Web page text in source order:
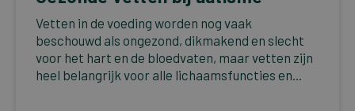
Vetten in de voeding worden nog vaak
beschouwd als ongezond, dikmakend en slecht
voor het hart en de bloedvaten, maar vetten zijn
heel belangrijk voor alle lichaamsfuncties en...